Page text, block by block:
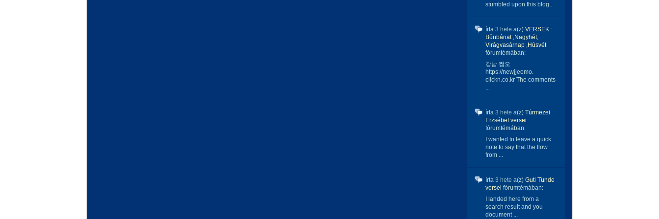
stumbled upon this blog...
írta 3 hete a(z) VERSEK :
Bűnbánat ,Nagyhét,
Virágvasárnap ,Húsvét
fórumtémában:
강남 쩜오
https://newjjeomo.
clickn.co.kr The comments
...
írta 3 hete a(z) Túrmezei
Erzsébet versei
fórumtémában:
I wanted to leave a quick
note to say that the flow
from ...
írta 3 hete a(z) Guti Tünde
versei fórumtémában:
I landed here from a
search result and you
document ...